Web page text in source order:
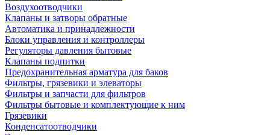
Воздухоотводчики
Клапаны и затворы обратные
Автоматика и принадлежности
Блоки управления и контроллеры
Регуляторы давления бытовые
Клапаны подпитки
Предохранительная арматура для баков
Фильтры, грязевики и элеваторы
Фильтры и запчасти для фильтров
Фильтры бытовые и комплектующие к ним
Грязевики
Конденсатоотводчики